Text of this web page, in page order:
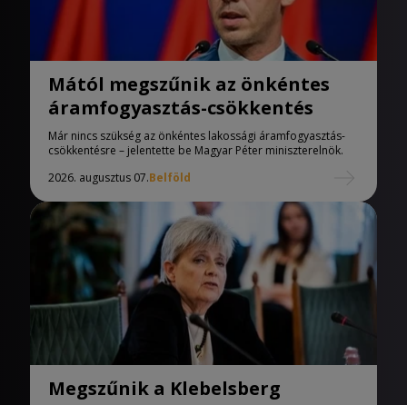
Mától megszűnik az önkéntes
áramfogyasztás-csökkentés
Már nincs szükség az önkéntes lakossági áramfogyasztás-
csökkentésre – jelentette be Magyar Péter miniszterelnök.
2026. augusztus 07.Belföld
Megszűnik a Klebelsberg